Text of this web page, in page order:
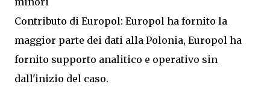
Contributo di Europol: Europol ha fornito la
maggior parte dei dati alla Polonia, Europol ha
fornito supporto analitico e operativo sin
dall'inizio del caso.